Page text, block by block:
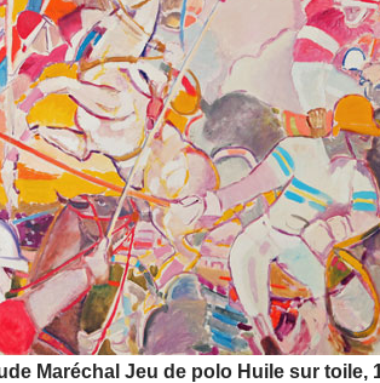
Maréchal Jeu de polo Huile sur toile,